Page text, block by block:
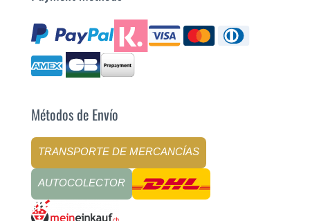
Métodos de Envío
TRANSPORTE DE MERCANCÍAS
AUTOCOLECTOR